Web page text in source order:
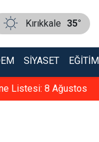
Kırıkkale 35°
SIYASET EĞITIM
Listesi: 8 Ağustos